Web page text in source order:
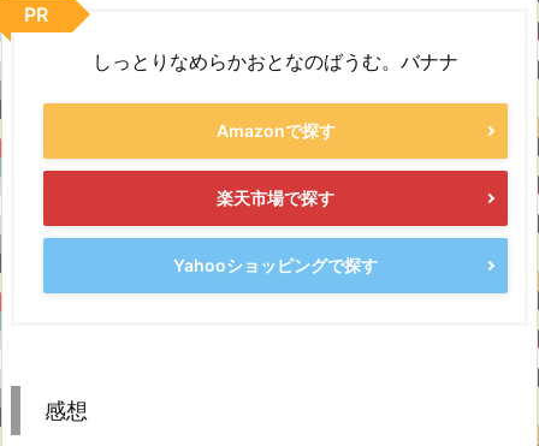
しっとりなめらかおとなのばうむ。バナナ
Amazonで探す
楽天市場で探す
Yahooショッピングで探す
PR
感想